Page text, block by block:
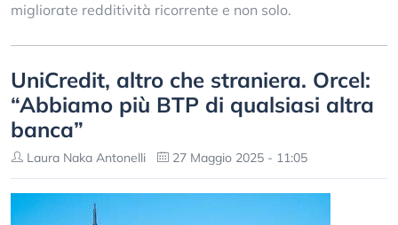
migliorate redditività ricorrente e non solo.
UniCredit, altro che straniera. Orcel:
“Abbiamo più BTP di qualsiasi altra
banca”
Laura Naka Antonelli 27 Maggio 2025 - 11:05